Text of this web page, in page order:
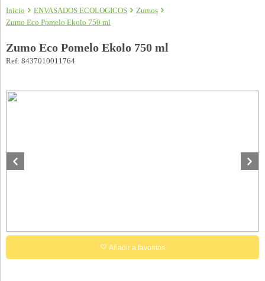
Inicio ENVASADOS ECOLOGICOS
Zumos
Zumo Eco Pomelo Ekolo 750 ml
Zumo Eco Pomelo Ekolo 750 ml
Ref: 8437010011764
Añadir a favoritos